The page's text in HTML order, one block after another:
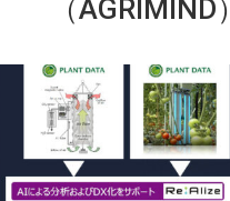
（AGRIMIND）